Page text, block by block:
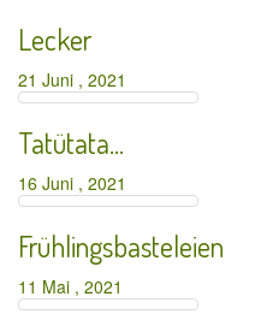
Lecker
21 Juni , 2021
Tatütata…
16 Juni , 2021
Frühlingsbasteleien
11 Mai , 2021